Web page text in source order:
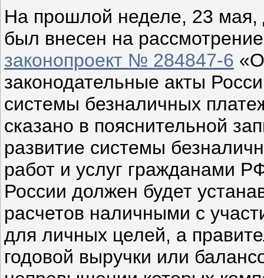
На прошлой неделе, 23 мая,
был внесен на
законопроект № 284847-6
законодательные акты
системы безналичных
сказано в пояснительной
развитие системы
работ и услуг гражданами
России должен будет
расчетов наличными с
для личных целей, а
годовой выручки или